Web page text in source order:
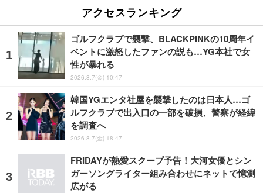
アクセスランキング
ゴルフクラブで襲撃、BLACKPINKの10周年イ
ベントに激怒したファンの説も…YG本社で女
性が暴れる
2026.8.7(金) 10:47
韓国YGエンタ社屋を襲撃したのは日本人…ゴ
ルフクラブで出入口の一部を破損、警察が経緯
を調査へ
2026.8.7(金) 18:47
FRIDAYが熱愛スクープ予告！大河女優とシン
ガーソングライター組み合わせにネットで憶測
広がる